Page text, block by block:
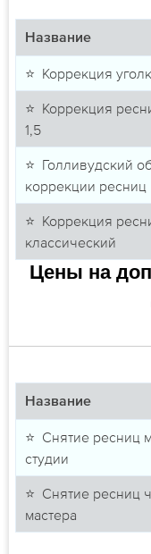
Название
⭐ Коррекция
⭐ Коррекция
1,5
⭐ Голливудский
коррекции ресниц
⭐ Коррекция
классический
Цены на
Название
⭐ Снятие ресниц
студии
⭐ Снятие ресниц
мастера